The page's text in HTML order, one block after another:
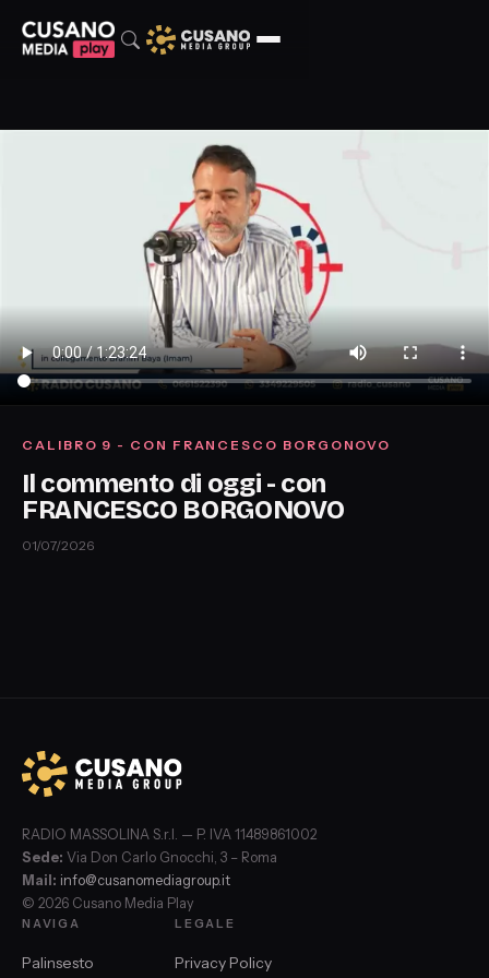
CALIBRO 9 - CON FRANCESCO BORGONOVO
Il commento di oggi - con
FRANCESCO BORGONOVO
01/07/2026
RADIO MASSOLINA S.r.l. — P. IVA 11489861002
Sede: Via Don Carlo Gnocchi, 3 – Roma
Mail: info@cusanomediagroup.it
© 2026 Cusano Media Play
NAVIGA
Palinsesto
LEGALE
Privacy Policy